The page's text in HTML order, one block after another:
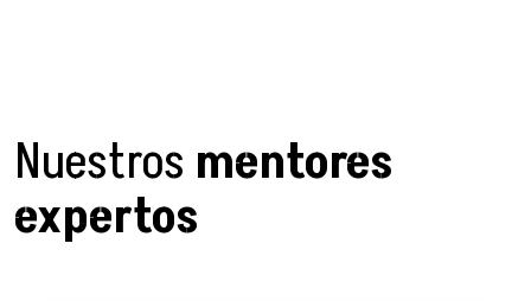
Nuestros mentores
expertos